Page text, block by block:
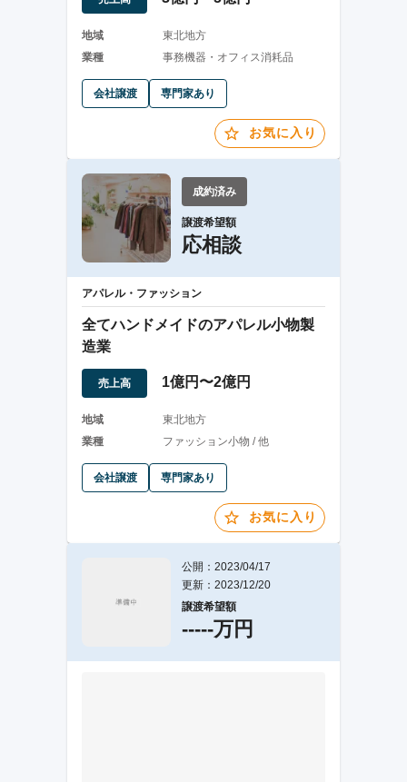
地域
東北地方
業種
事務機器・オフィス消耗品
会社譲渡 専門家あり
お気に入り
成約済み
譲渡希望額
応相談
アパレル・ファッション
全てハンドメイドのアパレル小物製
造業
売上高 1億円〜2億円
地域
東北地方
業種
ファッション小物 / 他
会社譲渡 専門家あり
お気に入り
公開：2023/04/17
更新：2023/12/20
譲渡希望額
-----万円